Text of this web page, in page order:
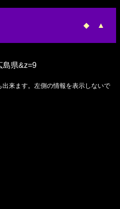
◆ ▲
島県&z=9
来ます。左側の情報を表示しないで